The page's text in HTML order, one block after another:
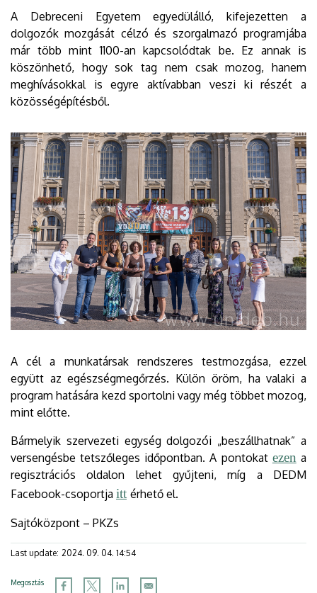
A Debreceni Egyetem egyedülálló, kifejezetten a
dolgozók mozgását célzó és szorgalmazó programjába
már több mint 1100-an kapcsolódtak be. Ez annak is
köszönhető, hogy sok tag nem csak mozog, hanem
meghívásokkal is egyre aktívabban veszi ki részét a
közösségépítésből.
A cél a munkatársak rendszeres testmozgása, ezzel
együtt az egészségmegőrzés. Külön öröm, ha valaki a
program hatására kezd sportolni vagy még többet mozog,
mint előtte.
Bármelyik szervezeti egység dolgozói „beszállhatnak” a
versengésbe tetszőleges időpontban. A pontokat ezen a
regisztrációs oldalon lehet gyűjteni, míg a DEDM
Facebook-csoportja itt érhető el.
Sajtóközpont – PKZs
Last update: 2024. 09. 04. 14:54
Megosztás